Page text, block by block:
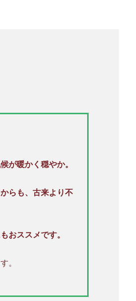
が暖かく穏やか。
らも、古来より不
おススメです。
。